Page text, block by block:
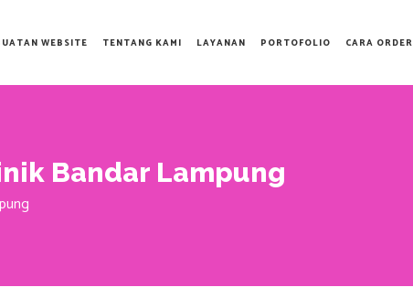
WEBSITE TENTANG KAMI LAYANAN PORTOFOLIO CARA ORDER
Bandar Lampung